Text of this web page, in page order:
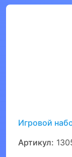
Игровой
Артикул: